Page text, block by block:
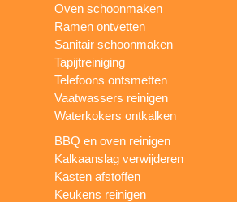
Oven schoonmaken
Ramen ontvetten
Sanitair schoonmaken
Tapijtreiniging
Telefoons ontsmetten
Vaatwassers reinigen
Waterkokers ontkalken
BBQ en oven reinigen
Kalkaanslag verwijderen
Kasten afstoffen
Keukens reinigen